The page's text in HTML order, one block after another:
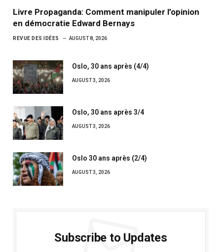
Livre Propaganda: Comment manipuler l’opinion
en démocratie Edward Bernays
REVUE DES IDÉES AUGUST 8, 2026
Oslo, 30 ans après (4/4)
AUGUST 3, 2026
Oslo, 30 ans après 3/4
AUGUST 3, 2026
Oslo 30 ans après (2/4)
AUGUST 3, 2026
Subscribe to Updates